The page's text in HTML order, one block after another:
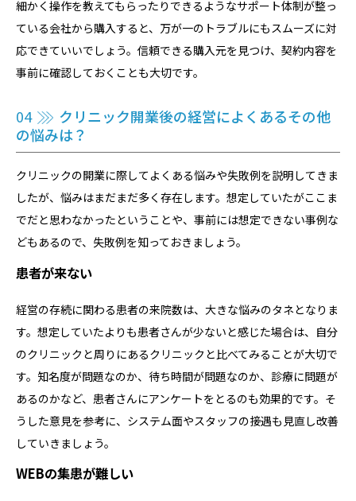
細かく操作を教えてもらったりできるようなサポート体制が整っ
ている会社から購入すると、万が一のトラブルにもスムーズに対
応できていいでしょう。信頼できる購入元を見つけ、契約内容を
事前に確認しておくことも大切です。
04
クリニック開業後の経営によくあるその他
の悩みは？
クリニックの開業に際してよくある悩みや失敗例を説明してきま
したが、悩みはまだまだ多く存在します。想定していたがここま
でだと思わなかったということや、事前には想定できない事例な
どもあるので、失敗例を知っておきましょう。
患者が来ない
経営の存続に関わる患者の来院数は、大きな悩みのタネとなりま
す。想定していたよりも患者さんが少ないと感じた場合は、自分
のクリニックと周りにあるクリニックと比べてみることが大切で
す。知名度が問題なのか、待ち時間が問題なのか、診療に問題が
あるのかなど、患者さんにアンケートをとるのも効果的です。そ
うした意見を参考に、システム面やスタッフの接遇も見直し改善
していきましょう。
WEBの集患が難しい